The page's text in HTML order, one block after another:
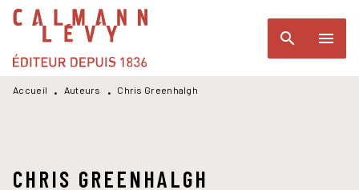
MENU RECHERCHE
PIED DE PAGE
search menu
Accueil • Auteurs • Chris Greenhalgh
CHRIS GREENHALGH